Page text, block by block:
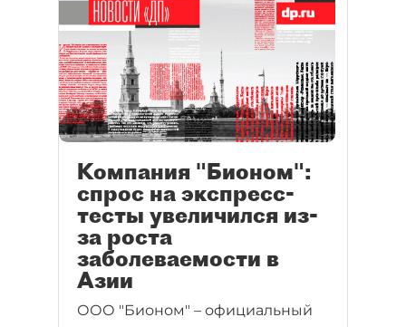
Компания "Бионом":
спрос на экспресс-
тесты увеличился из-
за роста
заболеваемости в
Азии
ООО "Бионом" – официальный